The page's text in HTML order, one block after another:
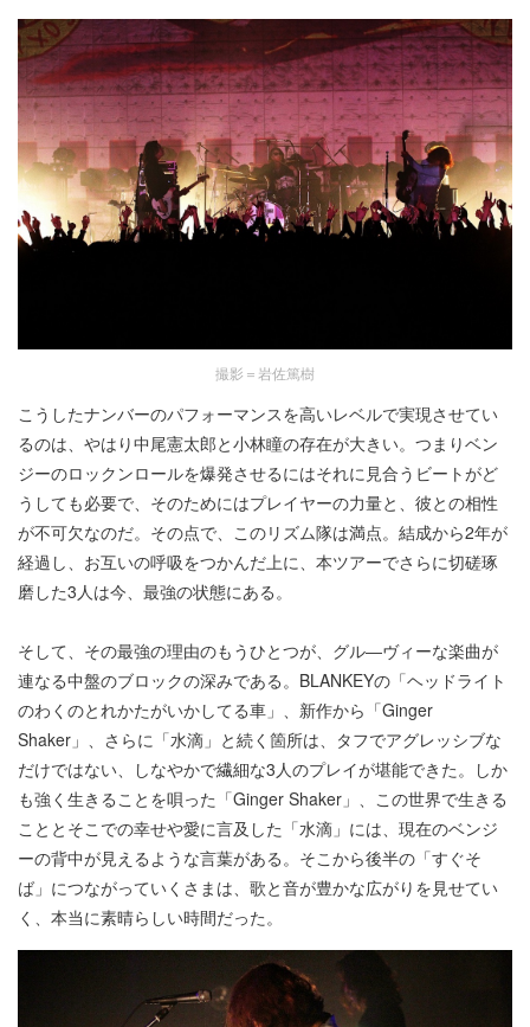
撮影＝岩佐篤樹
こうしたナンバーのパフォーマンスを高いレベルで実現させてい
るのは、やはり中尾憲太郎と小林瞳の存在が大きい。つまりベン
ジーのロックンロールを爆発させるにはそれに見合うビートがど
うしても必要で、そのためにはプレイヤーの力量と、彼との相性
が不可欠なのだ。その点で、このリズム隊は満点。結成から2年が
経過し、お互いの呼吸をつかんだ上に、本ツアーでさらに切磋琢
磨した3人は今、最強の状態にある。
そして、その最強の理由のもうひとつが、グル―ヴィーな楽曲が
連なる中盤のブロックの深みである。BLANKEYの「ヘッドライト
のわくのとれかたがいかしてる車」、新作から「Ginger
Shaker」、さらに「水滴」と続く箇所は、タフでアグレッシブな
だけではない、しなやかで繊細な3人のプレイが堪能できた。しか
も強く生きることを唄った「Ginger Shaker」、この世界で生きる
こととそこでの幸せや愛に言及した「水滴」には、現在のベンジ
ーの背中が見えるような言葉がある。そこから後半の「すぐそ
ば」につながっていくさまは、歌と音が豊かな広がりを見せてい
く、本当に素晴らしい時間だった。